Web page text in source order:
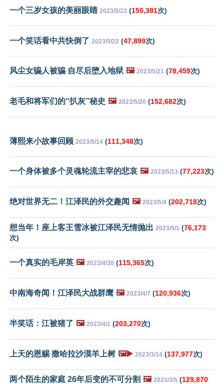
一个三岁女孩的美丽眼睛 2023/5/23 (150,381次)
一个笑话看中共快倒了 2023/5/22 (47,899次)
风尘女骗人被骗 自尽后堕入地狱 🖼️ 2023/5/21 (78,459次)
老毛和将军们的“扒灰”秘史 🖼️ 2023/5/20 (152,682次)
薄熙来小故事回顾 2023/5/14 (111,348次)
一个身体被多个灵魂轮流主宰的悲哀 🖼️ 2023/5/13 (77,223次)
绝对世界无二！江泽民的外交趣闻 🖼️ 2023/5/4 (202,718次)
想当年！座上客王雪冰被江泽民无情抛出 2023/5/1 (76,173
次)
一个真实的毛岸英 🖼️ 2023/4/30 (115,365次)
中南海奇闻！江泽民大战群鹰 🖼️ 2023/4/7 (120,936次)
半笑话：江被猪了 🖼️ 2023/4/1 (203,270次)
上天的恩赐 撒哈拉沙漠羊上树 🖼️▶️ 2023/3/14 (137,977次)
两个陌生的家庭 26年后变的不可分割 🖼️ 2023/3/5 (129,870